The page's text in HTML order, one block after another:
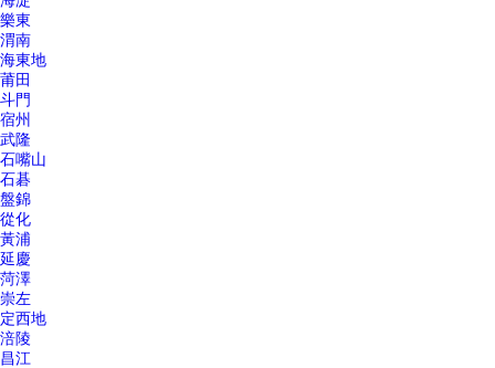
樂東
渭南
海東地
莆田
斗門
宿州
武隆
石嘴山
石碁
盤錦
從化
黃浦
延慶
菏澤
崇左
定西地
涪陵
昌江